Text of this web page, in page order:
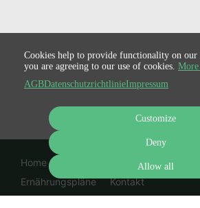
Home
Ernährungspläne
Kontakt
Cookies help to provide functionality on our
you are agreeing to our use of cookies.
AGBDatenschutzrichtlinieImpressum
Customize
Deny
Allow all